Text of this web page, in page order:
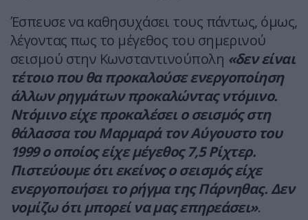
Έσπευσε να καθησυχάσει τους πάντως, όμως,
λέγοντας πως το μέγεθος του σημερινού
σεισμού στην Κωνσταντινούπολη «δεν είναι
τέτοιο που θα προκαλούσε ενεργοποίηση
άλλων ρηγμάτων προκαλώντας ντόμινο.
Ντόμινο είχε προκαλέσει ο σεισμός στη
θάλασσα του Μαρμαρά τον Αύγουστο του
1999 ο οποίος είχε μέγεθος 7,5 Ρίχτερ.
Πιστεύουμε ότι εκείνος ο σεισμός είχε
ενεργοποιήσει το ρήγμα της Πάρνηθας. Δεν
νομίζω ότι μπορεί να μας επηρεάσει».